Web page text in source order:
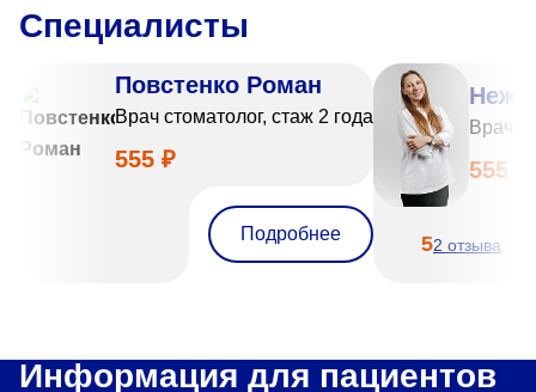
Специалисты
Повстенко Роман
Врач стоматолог, стаж 2 года
555 ₽
Подробнее
Врач
555 ₽
52 отзыва
Информация для пациентов